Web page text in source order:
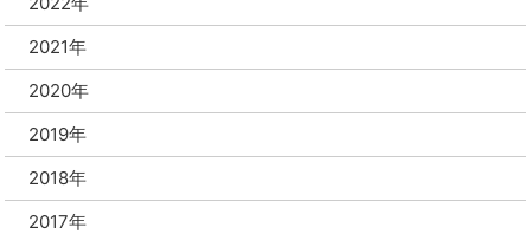
2021年
2020年
2019年
2018年
2017年